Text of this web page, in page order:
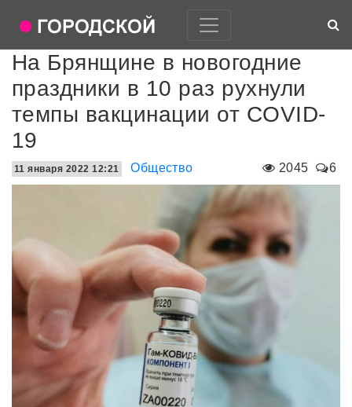
На Брянщине в новогодние
праздники в 10 раз рухнули
темпы вакцинации от COVID-
19
2045 6
11 января 2022 12:21 Общество